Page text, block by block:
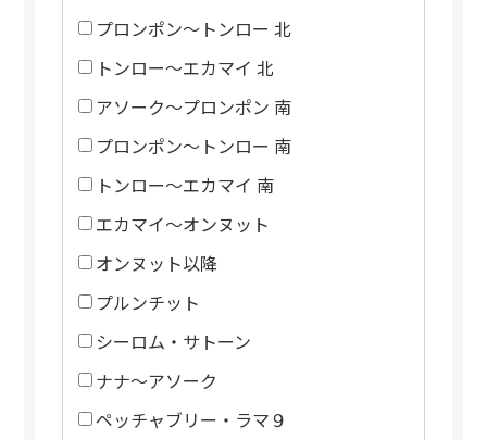
プロンポン～トンロー 北
トンロー～エカマイ 北
アソーク～プロンポン 南
プロンポン～トンロー 南
トンロー～エカマイ 南
エカマイ～オンヌット
オンヌット以降
プルンチット
シーロム・サトーン
ナナ～アソーク
ペッチャブリー・ラマ９